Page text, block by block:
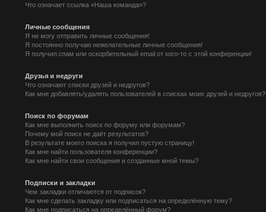
Что означает ссылка «Наша команда»?
Личные сообщения
Я не могу отправить личные сообщения!
Я постоянно получаю нежелательные личные сообщения!
Я получил спам или оскорбительный email от кого-то с этой конференции!
Друзья и недруги
Что означают списки друзей и недругов?
Как мне добавлять/удалять пользователей в списках моих друзей и недругов?
Поиск по форумам
Как мне выполнить поиск по форуму или форумам?
Почему мой поиск не даёт результатов?
В результате моего поиска я получил пустую страницу!
Как мне найти пользователя конференции?
Как мне найти свои сообщения и созданные мной темы?
Подписки и закладки
Чем закладки отличаются от подписок?
Как мне сделать закладку или подписаться на определённую тему?
Как мне подписаться на определённый форум?